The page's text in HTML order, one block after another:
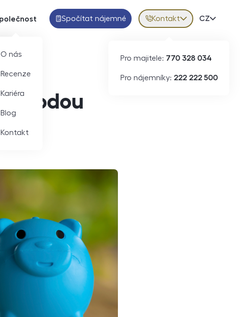
O nás
Recenze
Kariéra
Blog
Kontakt
Spočítat nájemné Kontakt
Pro majitele: 770 328 034
Pro nájemníky: 222 222 500
Volba
CZ